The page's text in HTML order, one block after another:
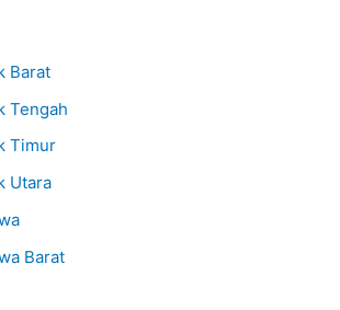
Barat
Tengah
Timur
Utara
Barat